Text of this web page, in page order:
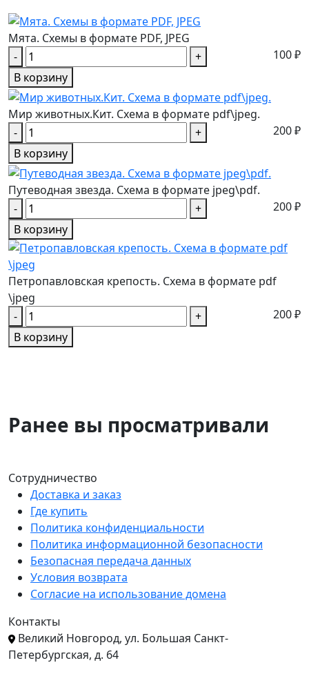
Мята. Схемы в формате PDF, JPEG
-
+
100 ₽
В корзину
Мир животных.Кит. Схема в формате pdf\jpeg.
-
+
200 ₽
В корзину
Путеводная звезда. Схема в формате jpeg\pdf.
-
+
200 ₽
В корзину
Петропавловская крепость. Схема в формате pdf
\jpeg
-
+
200 ₽
В корзину
Ранее вы просматривали
Сотрудничество
Доставка и заказ
Где купить
Политика конфиденциальности
Политика информационной безопасности
Безопасная передача данных
Условия возврата
Согласие на использование домена
Контакты
Великий Новгород, ул. Большая Санкт-
Петербургская, д. 64